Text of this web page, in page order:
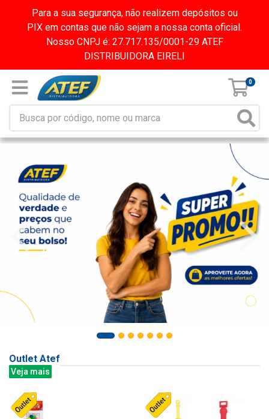
Para a sua segurança, não realizem depósitos ou
PIX em contas que não sejam a nossa conta oficial.
Nosso CNPJ é: 27.717.135/0001-29 ATEF
DISTRIBUIDORA EIRELI
0
Outlet Atef
Veja mais